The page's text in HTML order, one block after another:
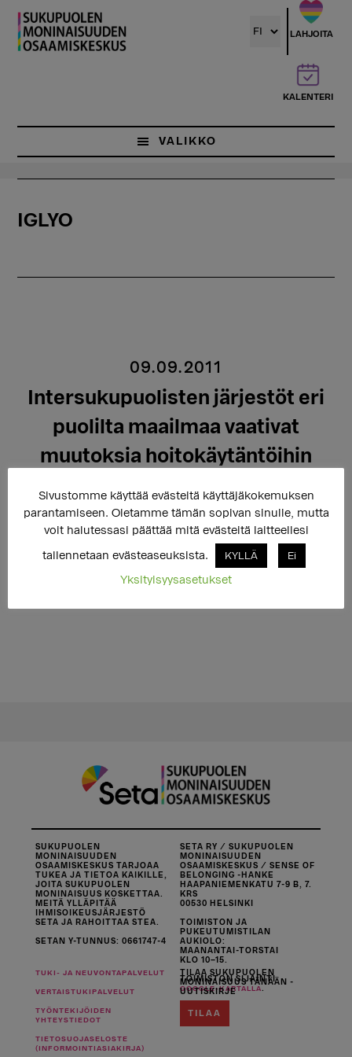
Hyppää
pääsisältöön
LAHJOITA
KALENTERI
VALIKKO
IGLYO
09.09.2011
Intersukupuolisten järjestöt eri
puolilta maailmaa vaativat
muutoksia hoitokäytäntöihin
Ensimmäistä kertaa historiassa intersukupuolisia
ihmisiä edustavat järjestöt eri maista olivat koolla
Brysselissä 3.-5.9.2011.
SUKUPUOLEN
MONINAISUUDEN
OSAAMISKESKUS TARJOAA
TUKEA JA TIETOA KAIKILLE,
JOITA SUKUPUOLEN
MONINAISUUS KOSKETTAA.
MEITÄ YLLÄPITÄÄ
IHMISOIKEUSJÄRJESTÖ
SETA JA RAHOITTAA STEA.
SETAN Y-TUNNUS: 0661747-4
SETA RY / SUKUPUOLEN
MONINAISUUDEN
OSAAMISKESKUS / SENSE OF
BELONGING -HANKE
HAAPANIEMENKATU 7-9 B, 7.
KRS
00530 HELSINKI
TOIMISTON JA
PUKEUTUMISTILAN
AUKIOLO:
MAANANTAI-TORSTAI
KLO 10–15.
TOIMISTON SIJAINTI
GOOGLE-KARTALLA
TUKI- JA NEUVONTAPALVELUT
VERTAISTUKIPALVELUT
TYÖNTEKIJÖIDEN
YHTEYSTIEDOT
TIETOSUOJASELOSTE
(INFORMOINTIASIAKIRJA)
TILAA SUKUPUOLEN
MONINAISUUS TÄNÄÄN -
UUTISKIRJE
TILAA
Sivustomme käyttää evästeitä käyttäjäkokemuksen
parantamiseen. Oletamme tämän sopivan sinulle, mutta
voit halutessasi päättää mitä evästeitä laitteellesi
tallennetaan evästeaseuksista. KYLLÄ Ei
Yksityisyysasetukset